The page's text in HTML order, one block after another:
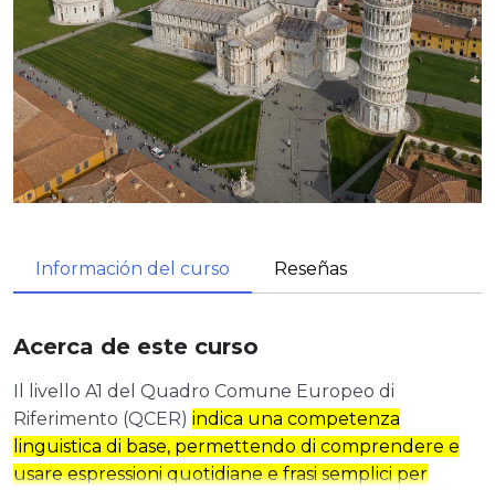
Información del curso Reseñas
Acerca de este curso
Il livello A1 del Quadro Comune Europeo di
Riferimento (QCER) indica una competenza
linguistica di base, permettendo di comprendere e
usare espressioni quotidiane e frasi semplici per